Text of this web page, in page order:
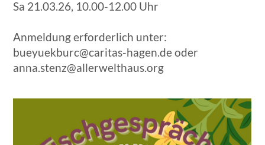
Sa 21.03.26, 10.00-12.00 Uhr
Anmeldung erforderlich unter:
bueyuekburc@caritas-hagen.de oder
anna.stenz@allerwelthaus.org